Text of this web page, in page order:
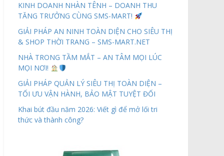
KINH DOANH NHÀN TÊNH – DOANH THU
TĂNG TRƯỞNG CÙNG SMS-MART!
GIẢI PHÁP AN NINH TOÀN DIỆN CHO SIÊU THỊ
& SHOP THỜI TRANG – SMS-MART.NET
NHÀ TRONG TẦM MẮT – AN TÂM MỌI LÚC
MỌI NƠI!
GIẢI PHÁP QUẢN LÝ SIÊU THỊ TOÀN DIỆN –
TỐI ƯU VẬN HÀNH, BẢO MẬT TUYỆT ĐỐI
Khai bút đầu năm 2026: Viết gì để mở lối tri
thức và thành công?